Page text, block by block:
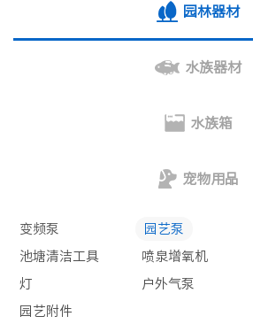
园林器材
水族器材
水族箱
宠物用品
变频泵 园艺泵
池塘清洁工具 喷泉增氧机
灯 户外气泵
园艺附件